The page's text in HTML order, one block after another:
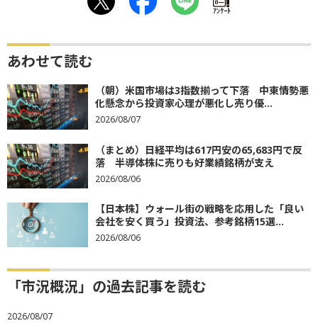
ｱﾝｹｰﾄ
あわせて読む
（朝）米国市場は3指数揃って下落 中東情勢悪
化懸念から投資家心理が悪化し売り優...
2026/08/07
（まとめ）日経平均は617円安の65,683円で反
落 半導体株に売りも好業績銘柄が支え
2026/08/06
【日本株】ウォール街の戦略を応用した「良い
会社を安く買う」投資法、参考銘柄15選...
2026/08/06
「市況概況」の過去記事を読む
2026/08/07